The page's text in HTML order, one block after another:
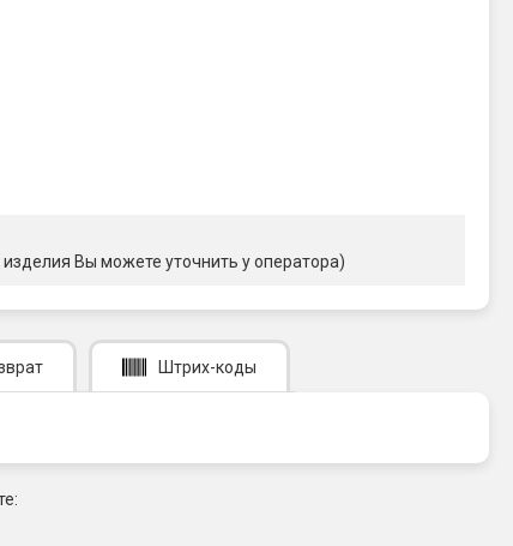
изделия Вы можете уточнить у оператора)
Штрих-коды